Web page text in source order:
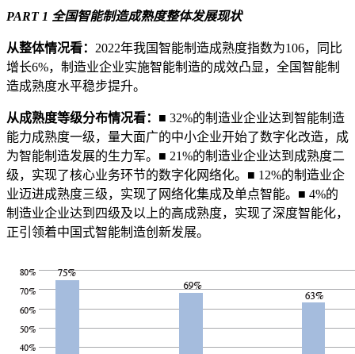
PART 1 全国智能制造成熟度整体发展现状
从整体情况看： 2022年我国智能制造成熟度指数为106，同比
增长6%，制造业企业实施智能制造的成效凸显，全国智能制
造成熟度水平稳步提升。
从成熟度等级分布情况看： ■ 32%的制造业企业达到智能制造
能力成熟度一级，量大面广的中小企业开始了数字化改造，成
为智能制造发展的生力军。■ 21%的制造业企业达到成熟度二
级，实现了核心业务环节的数字化网络化。■ 12%的制造业企
业迈进成熟度三级，实现了网络化集成及单点智能。■ 4%的
制造业企业达到四级及以上的高成熟度，实现了深度智能化，
正引领着中国式智能制造创新发展。